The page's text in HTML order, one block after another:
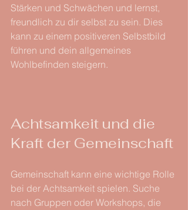
Stärken und Schwächen und lernst,
freundlich zu dir selbst zu sein. Dies
kann zu einem positiveren Selbstbild
führen und dein allgemeines
Wohlbefinden steigern.
Achtsamkeit und die
Kraft der Gemeinschaft
Gemeinschaft kann eine wichtige Rolle
bei der Achtsamkeit spielen. Suche
nach Gruppen oder Workshops, die